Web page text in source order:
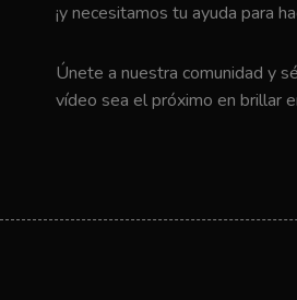
¡y necesitamos tu ayuda para
Únete a nuestra comunidad y
vídeo sea el próximo en brillar